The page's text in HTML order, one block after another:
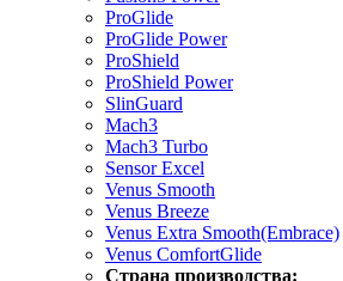
ProGlide
ProGlide Power
ProShield
ProShield Power
SlinGuard
Mach3
Mach3 Turbo
Sensor Excel
Venus Smooth
Venus Breeze
Venus Extra Smooth(Embrace)
Venus ComfortGlide
Страна производства: